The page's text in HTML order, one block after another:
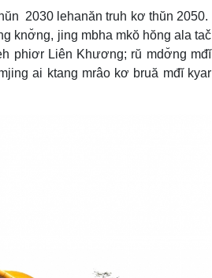
2030 lehanăn truh kơ thŭn 2050.
knơ̆ng, jing mbha mkŏ hŏng ala tač
phiơr Liên Khương; rŭ mdơ̆ng mđĭ
ai ktang mrâo kơ bruă mđĭ kyar